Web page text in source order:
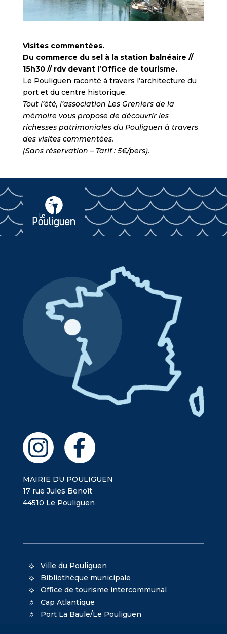
Visites commentées.
Du commerce du sel à la station balnéaire //
15h30 // rdv devant l’Office de tourisme.
Le Pouliguen raconté à travers l’architecture du
port et du centre historique.
Tout l’été, l’association Les Greniers de la
mémoire vous propose de découvrir les
richesses patrimoniales du Pouliguen à travers
des visites commentées.
(Sans réservation – Tarif : 5€/pers).
MAIRIE DU POULIGUEN
17 rue Jules Benoît
44510 Le Pouliguen
Ville du Pouliguen
Bibliothèque municipale
Office de tourisme intercommunal
Cap Atlantique
Port La Baule/Le Pouliguen